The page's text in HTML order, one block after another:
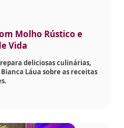
Molho Rústico e
Vida
deliciosas culinárias,
Láua sobre as receitas